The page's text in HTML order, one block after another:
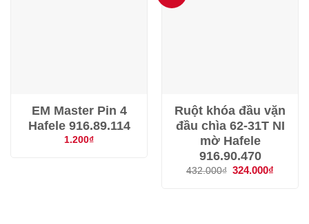
EM Master Pin 4
Hafele 916.89.114
1.200₫
Ruột khóa đầu vặn
đầu chìa 62-31T NI
mờ Hafele
916.90.470
432.000₫ Giá
324.000₫